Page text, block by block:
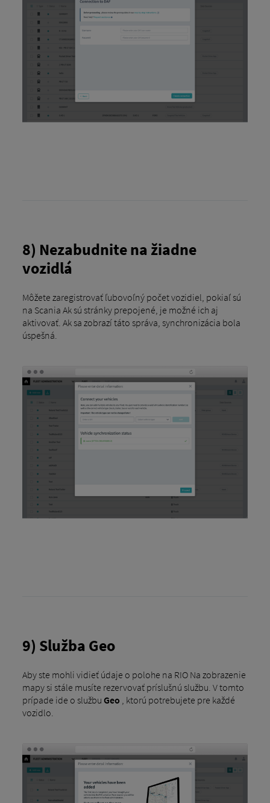
8) Nezabudnite na žiadne
vozidlá
Môžete zaregistrovať ľubovoľný počet vozidiel, pokiaľ sú
na Scania Ak sú stránky prepojené, je možné ich aj
aktivovať. Ak sa zobrazí táto správa, synchronizácia bola
úspešná.
9) Služba Geo
Aby ste mohli vidieť údaje o polohe na RIO Na zobrazenie
mapy si stále musíte rezervovať príslušnú službu. V tomto
prípade ide o službu Geo , ktorú potrebujete pre každé
vozidlo.